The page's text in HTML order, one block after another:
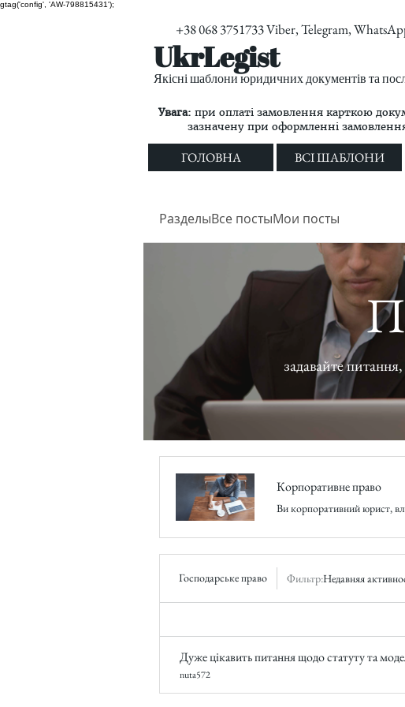
gtag('config', 'AW-798815431');
+38 068 3751733 Viber, Telegram,
UkrLegist
Якісні шаблони юридичних документів та
Увага: при оплаті замовлення карткою
зазначену при оформленні
ГОЛОВНА ВСІ ШАБЛОНИ
РазделыВсе постыМои посты
задавайте питання, читайте обговорення,
Корпоративне право
Ви корпоративний юрист,
Господарське право Фильтр:Недавняя
nuta572